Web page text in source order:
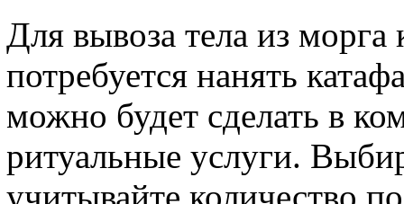
Для вывоза тела из морга
потребуется нанять
можно будет сделать в
ритуальные услуги.
учитывайте количество